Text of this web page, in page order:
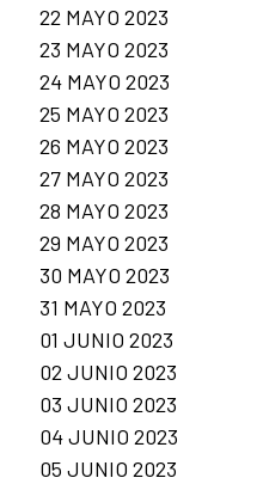
22 MAYO 2023
23 MAYO 2023
24 MAYO 2023
25 MAYO 2023
26 MAYO 2023
27 MAYO 2023
28 MAYO 2023
29 MAYO 2023
30 MAYO 2023
31 MAYO 2023
01 JUNIO 2023
02 JUNIO 2023
03 JUNIO 2023
04 JUNIO 2023
05 JUNIO 2023